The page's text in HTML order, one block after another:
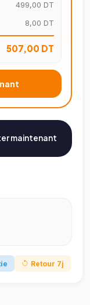
499,00 DT
8,00 DT
507,00 DT
maintenant
Retour 7j